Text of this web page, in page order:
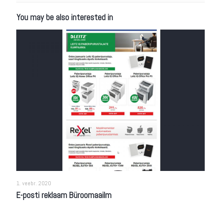
You may be also interested in
1. veebr. 2020
E-posti reklaam Büroomaailm